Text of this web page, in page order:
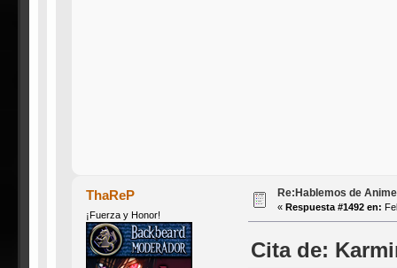
ThaReP
¡Fuerza y Honor!
Re:Hablemos de
« Respuesta #1492 en:
Cita de: